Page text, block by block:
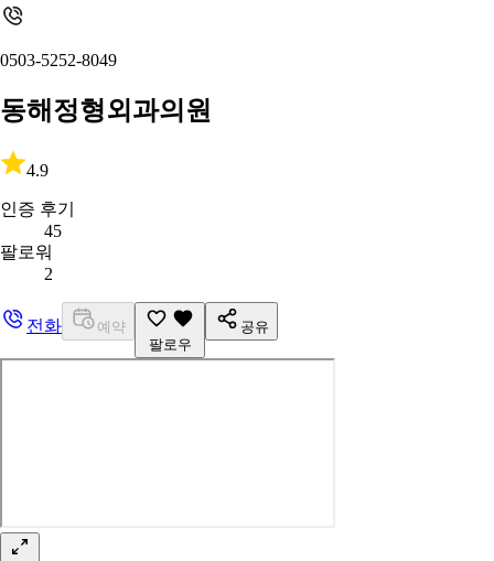
0503-5252-8049
동해정형외과의원
4.9
인증 후기
45
팔로워
2
전화
예약
팔로우
공유